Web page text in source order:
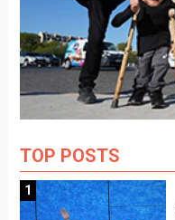
TOP POSTS